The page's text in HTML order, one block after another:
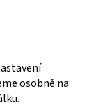
osobně na